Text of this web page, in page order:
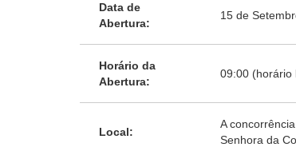
Data de
Abertura:
15 de
Horário da
Abertura:
09:00 (horário
Local:
A
Senhora da